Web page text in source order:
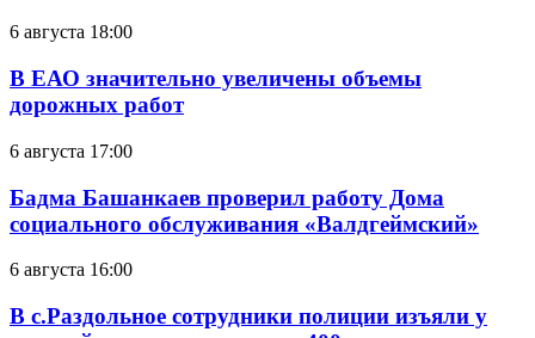
6 августа 18:00
В ЕАО значительно увеличены объемы
дорожных работ
6 августа 17:00
Бадма Башанкаев проверил работу Дома
социального обслуживания «Валдгеймский»
6 августа 16:00
В с.Раздольное сотрудники полиции изъяли у